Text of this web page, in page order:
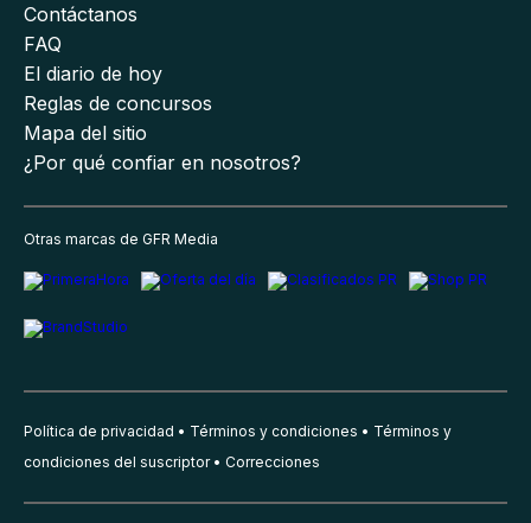
Contáctanos
FAQ
El diario de hoy
Reglas de concursos
Mapa del sitio
¿Por qué confiar en nosotros?
Otras marcas de GFR Media
Política de privacidad Términos y condiciones
Términos y
condiciones del suscriptor
Correcciones